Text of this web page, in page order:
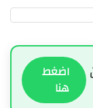
اضغط
هنا